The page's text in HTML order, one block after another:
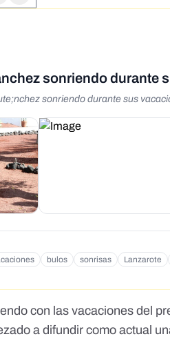
sonriendo durante
sonriendo durante sus
bulos sonrisas Lanzarote
con las vacaciones del
a difundir como actual